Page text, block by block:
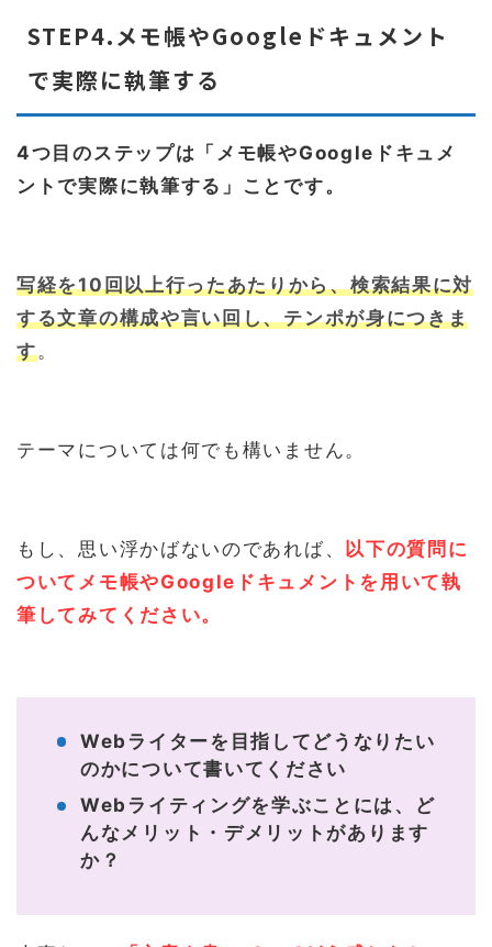
STEP4.メモ帳やGoogleドキュメント
で実際に執筆する
4つ目のステップは「メモ帳やGoogleドキュメ
ントで実際に執筆する」ことです。
写経を10回以上行ったあたりから、検索結果に対
する文章の構成や言い回し、テンポが身につきま
す。
テーマについては何でも構いません。
もし、思い浮かばないのであれば、
以下の質問に
ついてメモ帳やGoogleドキュメントを用いて執
筆してみてください。
Webライターを目指してどうなりたい
のかについて書いてください
Webライティングを学ぶことには、ど
んなメリット・デメリットがあります
か？